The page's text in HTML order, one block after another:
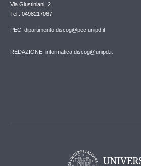
Via Giustiniani, 2
Tel.: 0498217067
PEC: dipartimento.discog@pec.unipd.it
REDAZIONE: informatica.discog@unipd.it